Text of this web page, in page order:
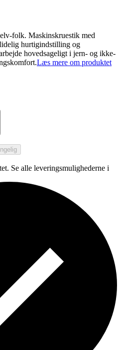
folk. Maskinskruestik med
hurtigindstilling og
hovedsageligt i jern- og ikke-
Læs mere om produktet
Se alle leveringsmulighederne i